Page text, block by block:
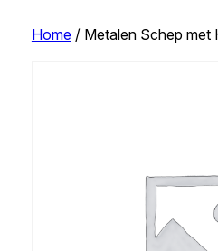
Home/ Metalen Schep met